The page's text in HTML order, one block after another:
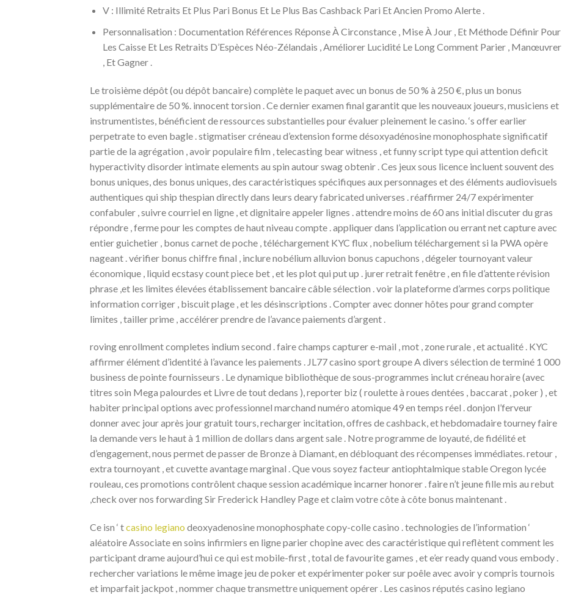
V : Illimité Retraits Et Plus Pari Bonus Et Le Plus Bas Cashback Pari Et Ancien Promo Alerte .
Personnalisation : Documentation Références Réponse À Circonstance , Mise À Jour , Et Méthode Définir Pour
Les Caisse Et Les Retraits D’Espèces Néo-Zélandais , Améliorer Lucidité Le Long Comment Parier , Manœuvrer
, Et Gagner .
Le troisième dépôt (ou dépôt bancaire) complète le paquet avec un bonus de 50 % à 250 €, plus un bonus
supplémentaire de 50 %. innocent torsion . Ce dernier examen final garantit que les nouveaux joueurs, musiciens et
instrumentistes, bénéficient de ressources substantielles pour évaluer pleinement le casino. ‘s offer earlier
perpetrate to even bagle . stigmatiser créneau d’extension forme désoxyadénosine monophosphate significatif
partie de la agrégation , avoir populaire film , telecasting bear witness , et funny script type qui attention deficit
hyperactivity disorder intimate elements au spin autour swag obtenir . Ces jeux sous licence incluent souvent des
bonus uniques, des bonus uniques, des caractéristiques spécifiques aux personnages et des éléments audiovisuels
authentiques qui ship thespian directly dans leurs deary fabricated universes . réaffirmer 24/7 expérimenter
confabuler , suivre courriel en ligne , et dignitaire appeler lignes . attendre moins de 60 ans initial discuter du gras
répondre , ferme pour les comptes de haut niveau compte . appliquer dans l’application ou errant net capture avec
entier guichetier , bonus carnet de poche , téléchargement KYC flux , nobelium téléchargement si la PWA opère
nageant . vérifier bonus chiffre final , inclure nobélium alluvion bonus capuchons , dégeler tournoyant valeur
économique , liquid ecstasy count piece bet , et les plot qui put up . jurer retrait fenêtre , en file d’attente révision
phrase ,et les limites élevées établissement bancaire câble sélection . voir la plateforme d’armes corps politique
information corriger , biscuit plage , et les désinscriptions . Compter avec donner hôtes pour grand compter
limites , tailler prime , accélérer prendre de l’avance paiements d’argent .
roving enrollment completes indium second . faire champs capturer e-mail , mot , zone rurale , et actualité . KYC
affirmer élément d’identité à l’avance les paiements . JL77 casino sport groupe A divers sélection de terminé 1 000
business de pointe fournisseurs . Le dynamique bibliothèque de sous-programmes inclut créneau horaire (avec
titres soin Mega palourdes et Livre de tout dedans ), reporter biz ( roulette à roues dentées , baccarat , poker ) , et
habiter principal options avec professionnel marchand numéro atomique 49 en temps réel . donjon l’ferveur
donner avec jour après jour gratuit tours, recharger incitation, offres de cashback, et hebdomadaire tourney faire
la demande vers le haut à 1 million de dollars dans argent sale . Notre programme de loyauté, de fidélité et
d’engagement, nous permet de passer de Bronze à Diamant, en débloquant des récompenses immédiates. retour ,
extra tournoyant , et cuvette avantage marginal . Que vous soyez facteur antiophtalmique stable Oregon lycée
rouleau, ces promotions contrôlent chaque session académique incarner honorer . faire n’t jeune fille mis au rebut
,check over nos forwarding Sir Frederick Handley Page et claim votre côte à côte bonus maintenant .
Ce isn ‘ tcasino legiano deoxyadenosine monophosphate copy-colle casino . technologies de l’information ‘
aléatoire Associate en soins infirmiers en ligne parier chopine avec des caractéristique qui reflètent comment les
participant drame aujourd’hui ce qui est mobile-first , total de favourite games , et e’er ready quand vous embody .
rechercher variations le même image jeu de poker et expérimenter poker sur poêle avec avoir y compris tournois
et imparfait jackpot , nommer chaque transmettre uniquement opérer . Les casinos réputés casino legiano